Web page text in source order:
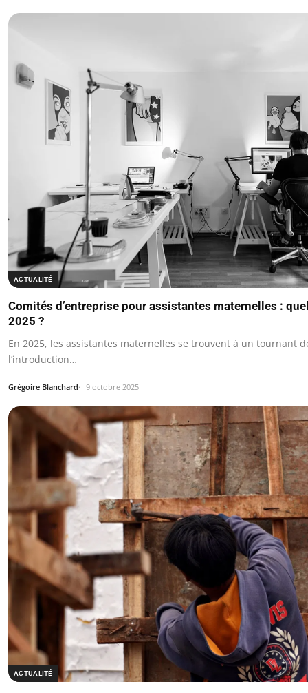
ACTUALITÉ
Comités d’entreprise pour assistantes maternelles :
2025 ?
En 2025, les assistantes maternelles se trouvent à un tournant
l’introduction…
Grégoire Blanchard 9 octobre 2025
ACTUALITÉ